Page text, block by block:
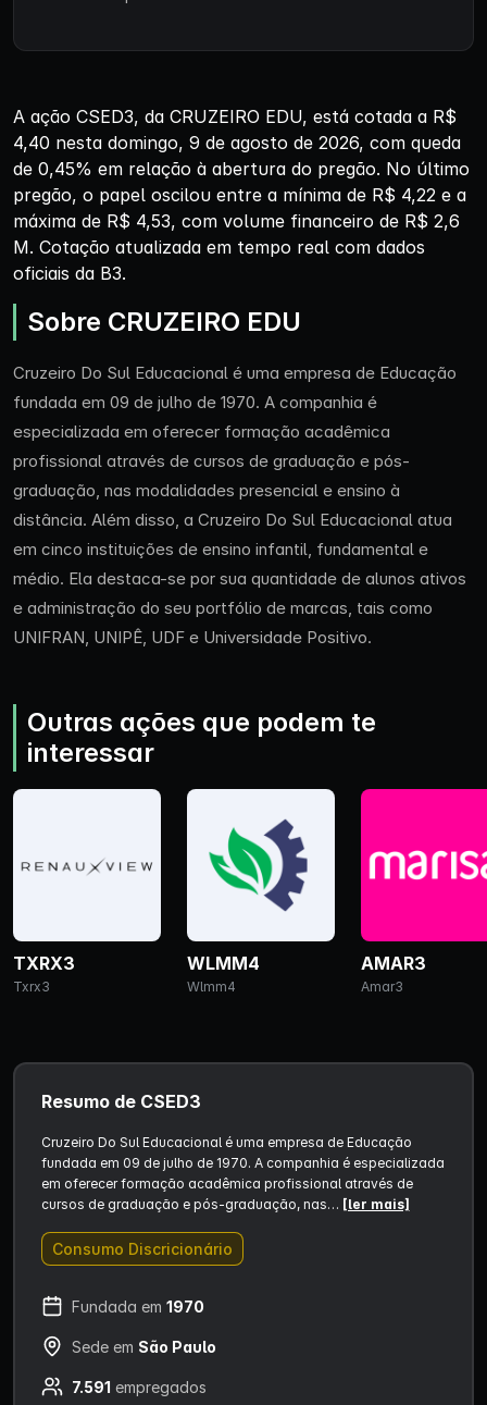
A ação CSED3, da CRUZEIRO EDU, está cotada a R$
4,40 nesta domingo, 9 de agosto de 2026, com queda
de 0,45% em relação à abertura do pregão. No último
pregão, o papel oscilou entre a mínima de R$ 4,22 e a
máxima de R$ 4,53, com volume financeiro de R$ 2,6
M. Cotação atualizada em tempo real com dados
oficiais da B3.
Sobre CRUZEIRO EDU
Cruzeiro Do Sul Educacional é uma empresa de Educação
fundada em 09 de julho de 1970. A companhia é
especializada em oferecer formação acadêmica
profissional através de cursos de graduação e pós-
graduação, nas modalidades presencial e ensino à
distância. Além disso, a Cruzeiro Do Sul Educacional atua
em cinco instituições de ensino infantil, fundamental e
médio. Ela destaca-se por sua quantidade de alunos ativos
e administração do seu portfólio de marcas, tais como
UNIFRAN, UNIPÊ, UDF e Universidade Positivo.
Outras ações que podem te
interessar
TXRX3
Txrx3
WLMM4
Wlmm4
AMAR3
Amar3
Resumo de CSED3
Cruzeiro Do Sul Educacional é uma empresa de Educação
fundada em 09 de julho de 1970. A companhia é especializada
em oferecer formação acadêmica profissional através de
cursos de graduação e pós-graduação, nas… [ler mais]
Consumo Discricionário
Fundada em 1970
Sede em São Paulo
7.591 empregados